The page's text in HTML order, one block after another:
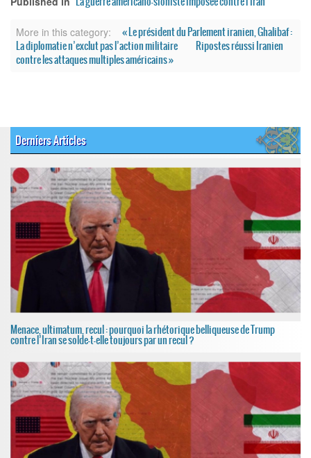
More in this category:
« Le président du Parlement iranien, Ghalibaf :
La diplomatie n’exclut pas l’action militaire
Ripostes réussi Iranien
contre les attaques multiples américains »
Derniers Articles
Menace, ultimatum, recul : pourquoi la rhétorique belliqueuse de Trump
contre l’Iran se solde-t-elle toujours par un recul ?